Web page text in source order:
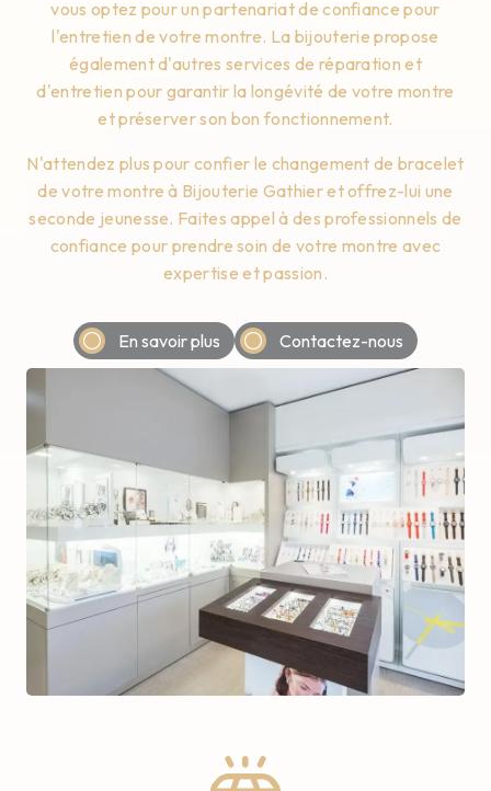
vous optez pour un partenariat de confiance pour
l'entretien de votre montre. La bijouterie propose
également d'autres services de réparation et
d'entretien pour garantir la longévité de votre montre
et préserver son bon fonctionnement.
N'attendez plus pour confier le changement de bracelet
de votre montre à Bijouterie Gathier et offrez-lui une
seconde jeunesse. Faites appel à des professionnels de
confiance pour prendre soin de votre montre avec
expertise et passion.
En savoir plus Contactez-nous